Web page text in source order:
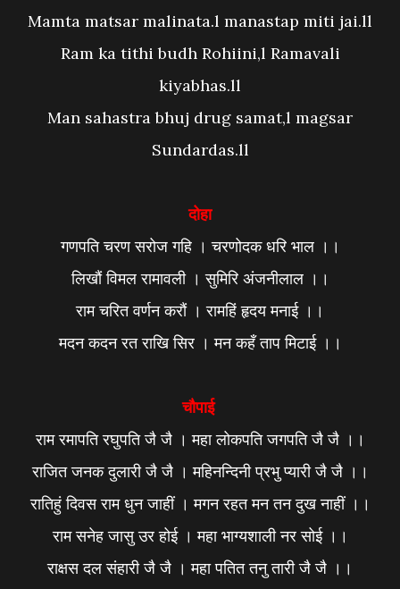
Mamta matsar malinata.l manastap miti jai.ll
Ram ka tithi budh Rohiini,l Ramavali
kiyabhas.ll
Man sahastra bhuj drug samat,l magsar
Sundardas.ll
दोहा
गणपति चरण सरोज गहि । चरणोदक धरि भाल ।।
लिखौं विमल रामावली । सुमिरि अंजनीलाल ।।
राम चरित वर्णन करौं । रामहिं हृदय मनाई ।।
मदन कदन रत राखि सिर । मन कहँ ताप मिटाई ।।
चौपाई
राम रमापति रघुपति जै जै । महा लोकपति जगपति जै जै ।।
राजित जनक दुलारी जै जै । महिनन्दिनी प्रभु प्यारी जै जै ।।
रातिहुं दिवस राम धुन जाहीं । मगन रहत मन तन दुख नाहीं ।।
राम सनेह जासु उर होई । महा भाग्यशाली नर सोई ।।
राक्षस दल संहारी जै जै । महा पतित तनु तारी जै जै ।।